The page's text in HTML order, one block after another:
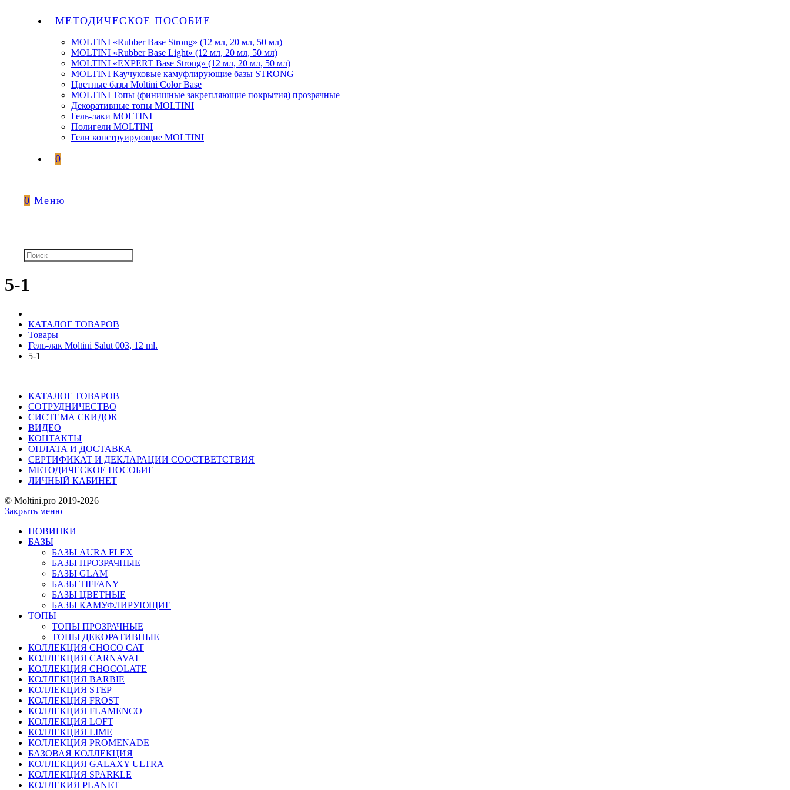
МЕТОДИЧЕСКОЕ ПОСОБИЕ
MOLTINI «Rubber Base Strong» (12 мл, 20 мл, 50 мл)
MOLTINI «Rubber Base Light» (12 мл, 20 мл, 50 мл)
MOLTINI «EXPERT Base Strong» (12 мл, 20 мл, 50 мл)
MOLTINI Каучуковые камуфлирующие базы STRONG
Цветные базы Moltini Color Base
MOLTINI Топы (финишные закрепляющие покрытия) прозрачные
Декоративные топы MOLTINI
Гель-лаки MOLTINI
Полигели MOLTINI
Гели конструирующие MOLTINI
0
0 Меню
5-1
КАТАЛОГ ТОВАРОВ
Товары
Гель-лак Moltini Salut 003, 12 ml.
5-1
КАТАЛОГ ТОВАРОВ
СОТРУДНИЧЕСТВО
СИСТЕМА СКИДОК
ВИДЕО
КОНТАКТЫ
ОПЛАТА И ДОСТАВКА
СЕРТИФИКАТ И ДЕКЛАРАЦИИ СООСТВЕТСТВИЯ
МЕТОДИЧЕСКОЕ ПОСОБИЕ
ЛИЧНЫЙ КАБИНЕТ
© Moltini.pro 2019-2026
Закрыть меню
НОВИНКИ
БАЗЫ
БАЗЫ AURA FLEX
БАЗЫ ПРОЗРАЧНЫЕ
БАЗЫ GLAM
БАЗЫ TIFFANY
БАЗЫ ЦВЕТНЫЕ
БАЗЫ КАМУФЛИРУЮЩИЕ
ТОПЫ
ТОПЫ ПРОЗРАЧНЫЕ
ТОПЫ ДЕКОРАТИВНЫЕ
КОЛЛЕКЦИЯ CHOCO CAT
КОЛЛЕКЦИЯ CARNAVAL
КОЛЛЕКЦИЯ CHOCOLATE
КОЛЛЕКЦИЯ BARBIE
КОЛЛЕКЦИЯ STEP
КОЛЛЕКЦИЯ FROST
КОЛЛЕКЦИЯ FLAMENCO
КОЛЛЕКЦИЯ LOFT
КОЛЛЕКЦИЯ LIME
КОЛЛЕКЦИЯ PROMENADE
БАЗОВАЯ КОЛЛЕКЦИЯ
КОЛЛЕКЦИЯ GALAXY ULTRA
КОЛЛЕКЦИЯ SPARKLE
КОЛЛЕКИЯ PLANET